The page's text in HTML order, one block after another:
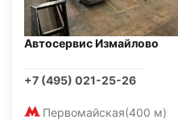
Автосервис Измайлово
+7 (495) 021-25-26
Первомайская(400 м)